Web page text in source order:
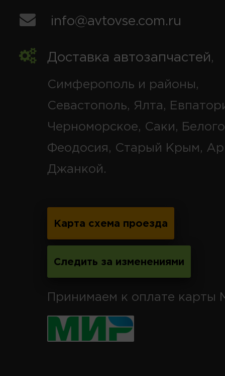
info@avtovse.com.ru
Доставка автозапчастей,
Симферополь и районы,
Севастополь, Ялта,
Черноморское, Саки,
Феодосия, Старый Крым,
Джанкой.
Карта схема проезда
Следить за изменениями
Принимаем к оплате карты